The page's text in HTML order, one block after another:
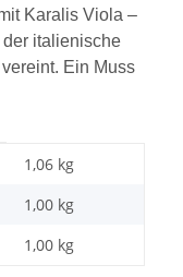
Karalis Viola –
italienische
Ein Muss
1,06 kg
1,00 kg
1,00 kg